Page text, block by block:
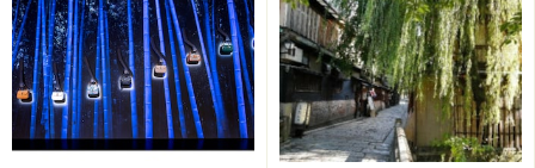
亭・下鴨茶寮のゆばプリン
がおすすめ。プレーンと抹茶
の２種類があります。はっきり言って小さいんですけど
（笑）、あっさり上品な味でおいしいですよ。
【売り場】地下１階フロアの北エレベーター付近。